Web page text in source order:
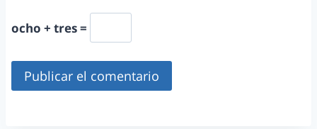
ocho + tres =